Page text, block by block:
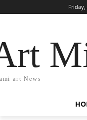
Friday,
art News